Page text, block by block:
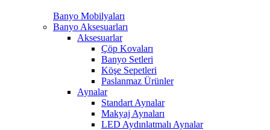
Banyo Mobilyaları
Banyo Aksesuarları
Aksesuarlar
Çöp Kovaları
Banyo Setleri
Köşe Sepetleri
Paslanmaz Ürünler
Aynalar
Standart Aynalar
Makyaj Aynaları
LED Aydınlatmalı Aynalar